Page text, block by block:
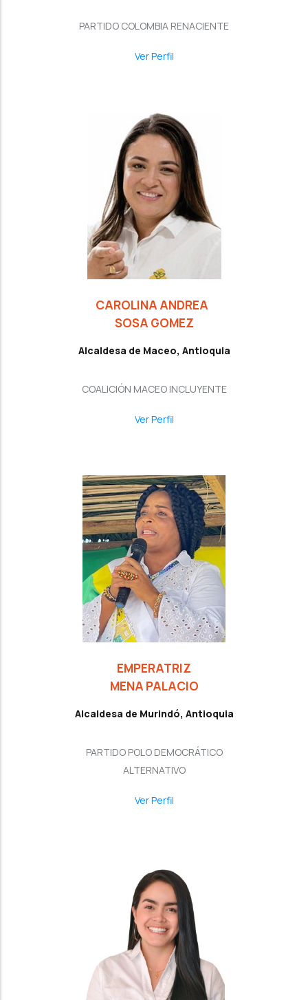
PARTIDO COLOMBIA RENACIENTE
Ver Perfil
CAROLINA ANDREA
SOSA GOMEZ
Alcaldesa de Maceo, Antioquia
COALICIÓN MACEO INCLUYENTE
Ver Perfil
EMPERATRIZ
MENA PALACIO
Alcaldesa de Murindó, Antioquia
PARTIDO POLO DEMOCRÁTICO
ALTERNATIVO
Ver Perfil